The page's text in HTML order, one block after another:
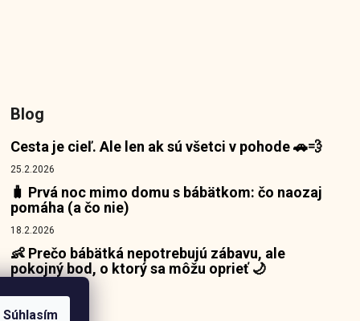
Súhlasím
Blog
Cesta je cieľ. Ale len ak sú všetci v pohode 🚗💨
25.2.2026
🧳 Prvá noc mimo domu s bábätkom: čo naozaj
pomáha (a čo nie)
18.2.2026
👶 Prečo bábätká nepotrebujú zábavu, ale
pokojný bod, o ktorý sa môžu oprieť 🌙